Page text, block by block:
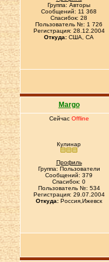
Группа: Авторы
Сообщений: 11 368
Спасибок: 28
Пользователь №: 1 726
Регистрация: 28.12.2004
Откуда: CША, СА
Margo
Сейчас Offline
Кулинар
Профиль
Группа: Пользователи
Сообщений: 379
Спасибок: 0
Пользователь №: 534
Регистрация: 29.07.2004
Откуда: Россия,Ижевск